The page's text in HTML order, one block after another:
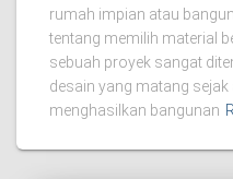
rumah impian atau
tentang memilih material
sebuah proyek sangat
desain yang matang
menghasilkan bangunan